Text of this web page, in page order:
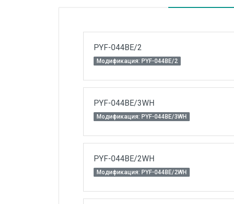
Специализированное
Теплообменное оборудование
Теплообменники ТТАИ
Шаровые краны
Клапаны
Регуляторы давления
Приводы
PYF-044BE/2
Модификация: PYF-044BE/2
PYF-044BE/3WH
Модификация: PYF-044BE/3WH
PYF-044BE/2WH
Модификация: PYF-044BE/2WH